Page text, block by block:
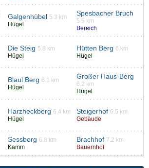
Galgenhübel 5.3 km
Hügel
Spesbacher Bruch
5.5 km
Bereich
Die Steig 5.8 km
Hügel
Hütten Berg 6 km
Hügel
Blaul Berg 6.1 km
Hügel
Großer Haus-Berg
6.2 km
Hügel
Harzheckberg 6.4 km
Hügel
Steigerhof 6.5 km
Gebäude
Sessberg 6.8 km
Kamm
Brachhof 7.2 km
Bauernhof